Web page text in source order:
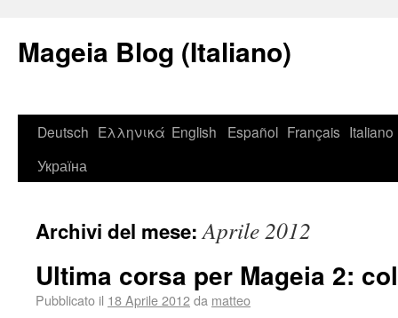
Mageia Blog (Italiano)
Deutsch Ελληνικά English Español Français Italiano
Україна
Archivi del mese:Aprile 2012
Ultima corsa per Mageia 2:
Pubblicato il 18 Aprile 2012da matteo